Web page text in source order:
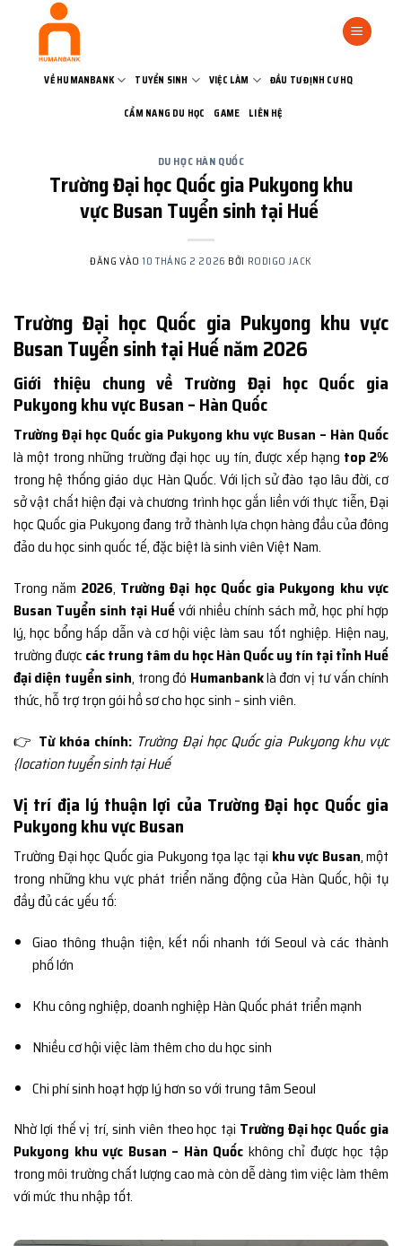
VỀ HUMANBANK TUYỂN SINH VIỆC LÀM ĐẦU TƯ ĐỊNH CƯ HQ
CẨM NANG DU HỌC GAME LIÊN HỆ
DU HỌC HÀN QUỐC
Trường Đại học Quốc gia Pukyong khu
vực Busan Tuyển sinh tại Huế
ĐĂNG VÀO10 THÁNG 2 2026 BỞI RODIGO JACK
Trường Đại học Quốc gia Pukyong khu vực
Busan Tuyển sinh tại Huế năm 2026
Giới thiệu chung về Trường Đại học Quốc gia
Pukyong khu vực Busan – Hàn Quốc
Trường Đại học Quốc gia Pukyong khu vực Busan – Hàn Quốc
là một trong những trường đại học uy tín, được xếp hạng top 2%
trong hệ thống giáo dục Hàn Quốc. Với lịch sử đào tạo lâu đời, cơ
sở vật chất hiện đại và chương trình học gắn liền với thực tiễn, Đại
học Quốc gia Pukyong đang trở thành lựa chọn hàng đầu của đông
đảo du học sinh quốc tế, đặc biệt là sinh viên Việt Nam.
Trong năm 2026, Trường Đại học Quốc gia Pukyong khu vực
Busan Tuyển sinh tại Huếvới nhiều chính sách mở, học phí hợp
lý, học bổng hấp dẫn và cơ hội việc làm sau tốt nghiệp. Hiện nay,
trường được các trung tâm du học Hàn Quốc uy tín tại tỉnh Huế
đại diện tuyển sinh, trong đó Humanbanklà đơn vị tư vấn chính
thức, hỗ trợ trọn gói hồ sơ cho học sinh – sinh viên.
👉 Từ khóa chính: Trường Đại học Quốc gia Pukyong khu vực
{location tuyển sinh tại Huế
Vị trí địa lý thuận lợi của Trường Đại học Quốc gia
Pukyong khu vực Busan
Trường Đại học Quốc gia Pukyong tọa lạc tại khu vực Busan, một
trong những khu vực phát triển năng động của Hàn Quốc, hội tụ
đầy đủ các yếu tố:
Giao thông thuận tiện, kết nối nhanh tới Seoul và các thành
phố lớn
Khu công nghiệp, doanh nghiệp Hàn Quốc phát triển mạnh
Nhiều cơ hội việc làm thêm cho du học sinh
Chi phí sinh hoạt hợp lý hơn so với trung tâm Seoul
Nhờ lợi thế vị trí, sinh viên theo học tại Trường Đại học Quốc gia
Pukyong khu vực Busan – Hàn Quốc không chỉ được học tập
trong môi trường chất lượng cao mà còn dễ dàng tìm việc làm thêm
với mức thu nhập tốt.